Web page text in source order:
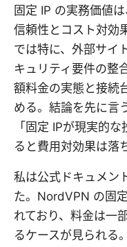
固定 IP の実務価値
信頼性とコスト対効
では特に、外部サイ
キュリティ要件の整
額料金の実態と接続
める。結論を先に言
「固定 IPが現実的
ると費用対効果は落
私は公式ドキュメン
た。NordVPN の固
れており、料金は一
るケースが見られる